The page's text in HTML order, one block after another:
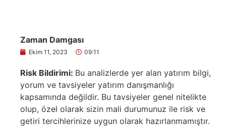
Zaman Damgası
Ekim 11, 2023 09:11
Risk Bildirimi: Bu analizlerde yer alan yatırım bilgi,
yorum ve tavsiyeler yatırım danışmanlığı
kapsamında değildir. Bu tavsiyeler genel nitelikte
olup, özel olarak sizin mali durumunuz ile risk ve
getiri tercihlerinize uygun olarak hazırlanmamıştır.